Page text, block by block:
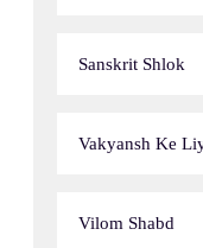
Sanskrit Shlok
Vakyansh Ke
Vilom Shabd